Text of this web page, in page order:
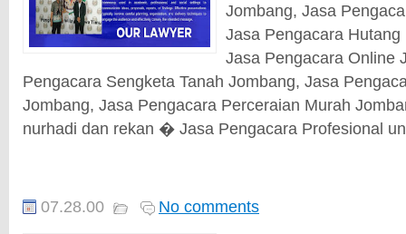
Jombang, Jasa
Jasa Pengacara
Jasa Pengacara Online
Pengacara Sengketa Tanah Jombang, Jasa
Jombang, Jasa Pengacara Perceraian Murah
nurhadi dan rekan � Jasa Pengacara Profesional
07.28.00
No comments